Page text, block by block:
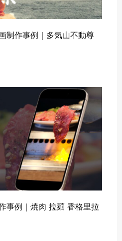
制作事例｜多気山不動尊
事例｜焼肉 拉麺 香格里拉